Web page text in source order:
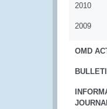
2010
2009
OMD